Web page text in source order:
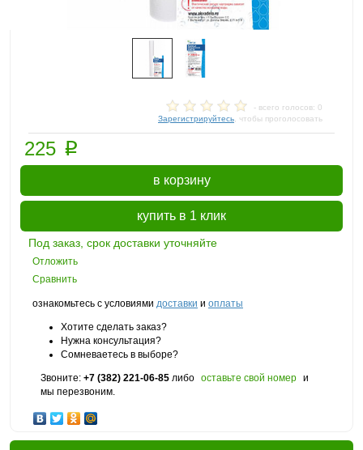
- всего голосов: 0
Зарегистрируйтесь , чтобы проголосовать
225 p
в корзину
купить в 1 клик
Под заказ, срок доставки уточняйте
Отложить
Сравнить
ознакомьтесь с условиями доставки и оплаты
Хотите сделать заказ?
Нужна консультация?
Сомневаетесь в выборе?
Звоните: +7 (382) 221-06-85 либо оставьте свой номер и
мы перезвоним.